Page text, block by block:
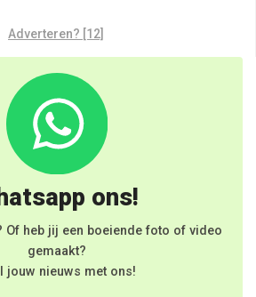
Adverteren? [12]
ons!
Of heb jij een boeiende foto of video
gemaakt?
jouw nieuws met ons!